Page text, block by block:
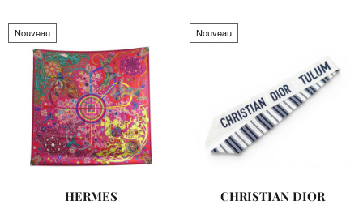
Nouveau
HERMES
Nouveau
CHRISTIAN DIOR